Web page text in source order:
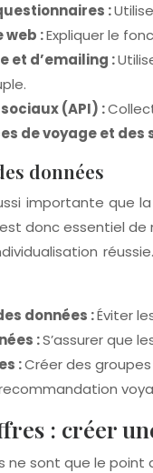
:
web :Expliquer le
et d’emailing :
(API) :
de voyage et des
données
importante que
donc essentiel
données :Éviter
:S’assurer que
:Créer des
: créer
ne sont que le